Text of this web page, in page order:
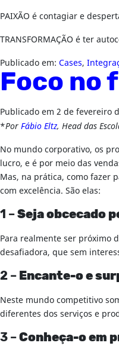
PAIXÃO é contagiar e
TRANSFORMAÇÃO é ter
Publicado em: Cases,
Foco no
Publicado em 2 de fevereiro
*Por Fábio Eltz, Head das
No mundo corporativo, os
lucro, e é por meio das
Mas, na prática, como fazer
com excelência. São elas:
1 – Seja obcecado
Para realmente ser próximo
desafiadora, que sem
2 – Encante-o e
Neste mundo competitivo
diferentes dos serviços e
3 – Conheça-o em